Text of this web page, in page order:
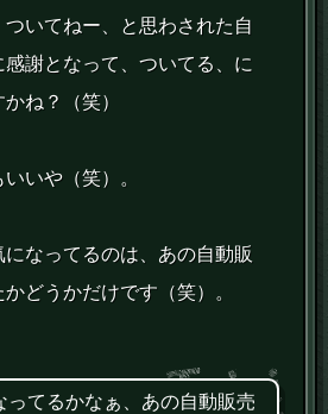
いてねー、と思わされた自
謝となって、ついてる、に
ね？（笑）
いや（笑）。
なってるのは、あの自動販
どうかだけです（笑）。
ってるかなぁ、あの自動販売